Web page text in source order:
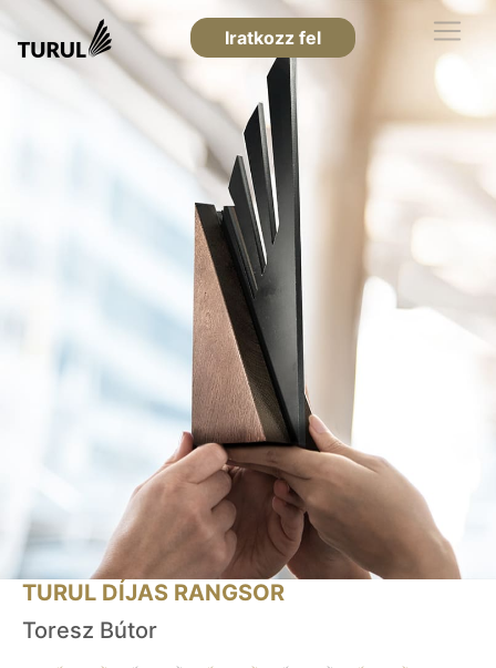
Iratkozz fel
TURUL DÍJAS RANGSOR
Toresz Bútor